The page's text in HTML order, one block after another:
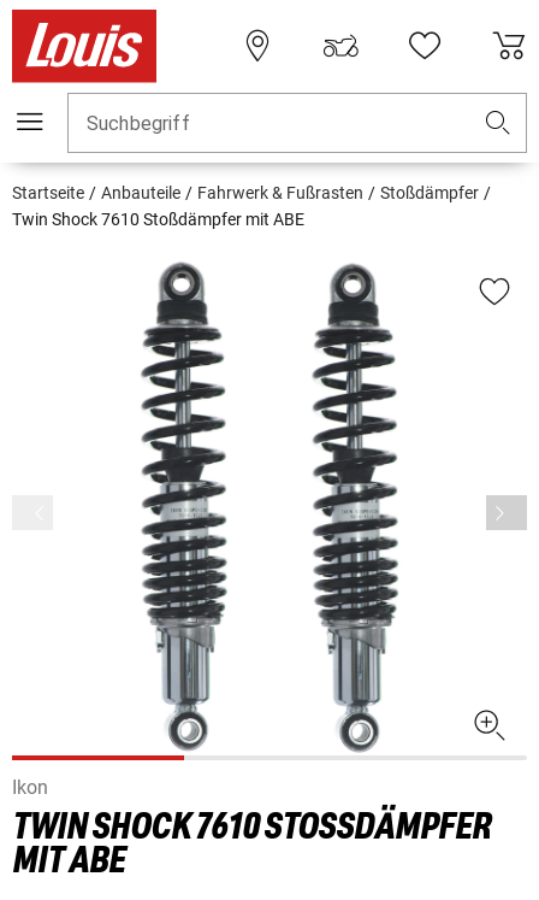
Suchbegriff
Startseite Anbauteile Fahrwerk & Fußrasten
Stoßdämpfer
Twin Shock 7610 Stoßdämpfer mit ABE
Ikon
TWIN SHOCK 7610 STOSSDÄMPFER M
IT ABE